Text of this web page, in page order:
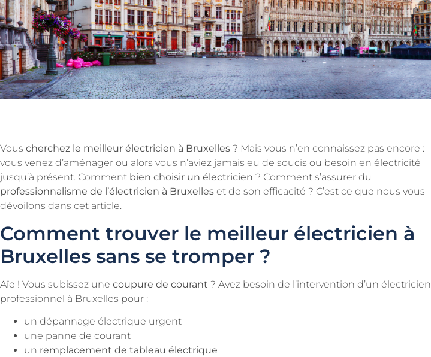
Vous cherchez le meilleur électricien à Bruxelles ? Mais vous n’en connaissez pas encore :
vous venez d’aménager ou alors vous n’aviez jamais eu de soucis ou besoin en électricité
jusqu’à présent. Comment bien choisir un électricien ? Comment s’assurer du
professionnalisme de l’électricien à Bruxelles et de son efficacité ? C’est ce que nous vous
dévoilons dans cet article.
Comment trouver le meilleur électricien à
Bruxelles sans se tromper ?
Aïe ! Vous subissez une coupure de courant ? Avez besoin de l’intervention d’un électricien
professionnel à Bruxelles pour :
un dépannage électrique urgent
une panne de courant
un remplacement de tableau électrique